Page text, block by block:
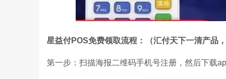
星益付POS免费领取流程：（汇付天下一清产品，
第一步：扫描海报二维码手机号注册，然后下载